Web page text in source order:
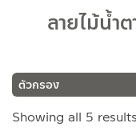
ลายไม้น้
แบรนด์
Showing all 5 results